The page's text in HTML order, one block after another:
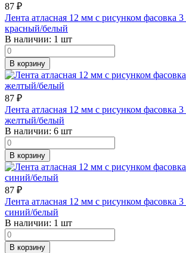
87 ₽
Лента атласная 12 мм с рисунком фасовка
красный/белый
В наличии: 1 шт
В корзину
87 ₽
Лента атласная 12 мм с рисунком фасовка
желтый/белый
В наличии: 6 шт
В корзину
87 ₽
Лента атласная 12 мм с рисунком фасовка
синий/белый
В наличии: 1 шт
В корзину